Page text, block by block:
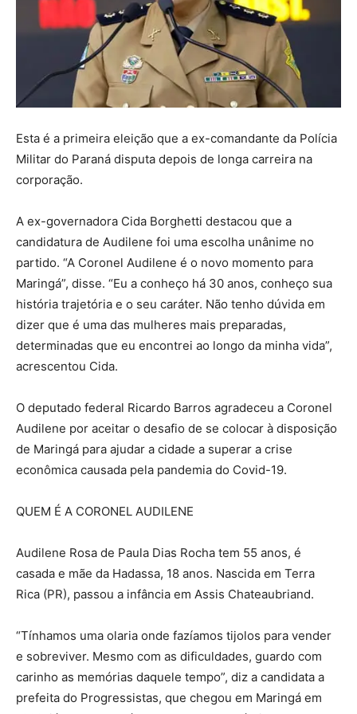
Esta é a primeira eleição que a ex-comandante da Polícia
Militar do Paraná disputa depois de longa carreira na
corporação.
A ex-governadora Cida Borghetti destacou que a
candidatura de Audilene foi uma escolha unânime no
partido. “A Coronel Audilene é o novo momento para
Maringá”, disse. “Eu a conheço há 30 anos, conheço sua
história trajetória e o seu caráter. Não tenho dúvida em
dizer que é uma das mulheres mais preparadas,
determinadas que eu encontrei ao longo da minha vida”,
acrescentou Cida.
O deputado federal Ricardo Barros agradeceu a Coronel
Audilene por aceitar o desafio de se colocar à disposição
de Maringá para ajudar a cidade a superar a crise
econômica causada pela pandemia do Covid-19.
QUEM É A CORONEL AUDILENE
Audilene Rosa de Paula Dias Rocha tem 55 anos, é
casada e mãe da Hadassa, 18 anos. Nascida em Terra
Rica (PR), passou a infância em Assis Chateaubriand.
“Tínhamos uma olaria onde fazíamos tijolos para vender
e sobreviver. Mesmo com as dificuldades, guardo com
carinho as memórias daquele tempo”, diz a candidata a
prefeita do Progressistas, que chegou em Maringá em